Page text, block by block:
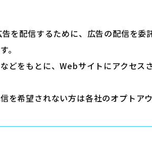
を配信するために、広告の配信を
。
どをもとに、Webサイトにアクセ
を希望されない方は各社のオプトア